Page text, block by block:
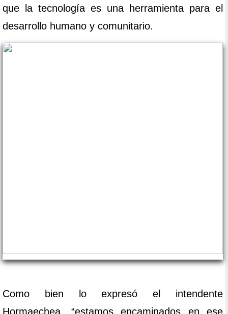
que la tecnología es una herramienta para el
desarrollo humano y comunitario.
Como bien lo expresó el intendente
Hormaechea, “estamos encaminados en ese